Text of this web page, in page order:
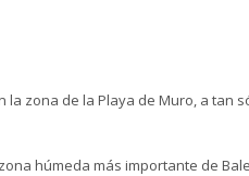
zona de la Playa de Muro, a tan
húmeda más importante de